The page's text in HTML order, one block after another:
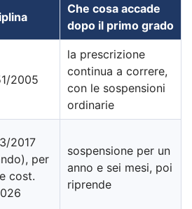
Che cosa accade
dopo il primo grado
2005
la prescrizione
continua a correre,
con le sospensioni
ordinarie
2017
per
cost.
sospensione per un
anno e sei mesi, poi
riprende